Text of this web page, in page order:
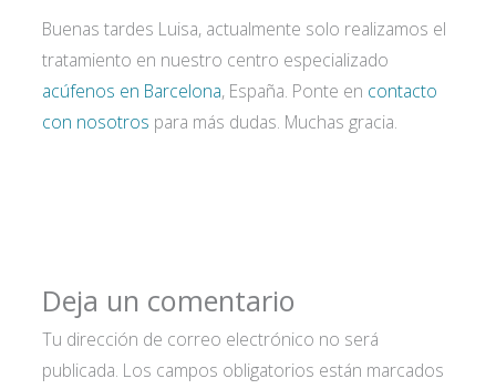
Buenas tardes Luisa, actualmente solo realizamos el
tratamiento en nuestro centro especializado
acúfenos en Barcelona, España. Ponte en contacto
con nosotros para más dudas. Muchas gracia.
Deja un comentario
Tu dirección de correo electrónico no será
publicada. Los campos obligatorios están marcados